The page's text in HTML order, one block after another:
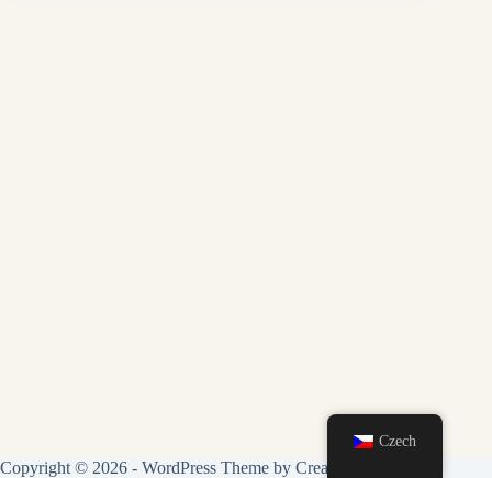
Copyright © 2026 - WordPress Theme by CreativeThemes
Czech